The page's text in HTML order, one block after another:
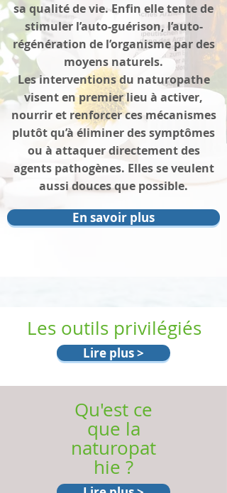
sa qualité de vie. Enfin elle tente de
stimuler l’auto-guérison, l’auto-
régénération de l’organisme par des
moyens naturels.
Les interventions du naturopathe
visent en premier lieu à activer,
nourrir et renforcer ces mécanismes
plutôt qu’à éliminer des symptômes
ou à attaquer directement des
agents pathogènes. Elles se veulent
aussi douces que possible.
En savoir plus
Les outils privilégiés
Lire plus >
Qu'est ce
que la
naturopat
hie ?